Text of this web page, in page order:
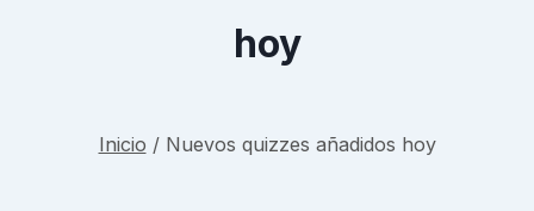
hoy
Inicio / Nuevos quizzes añadidos hoy